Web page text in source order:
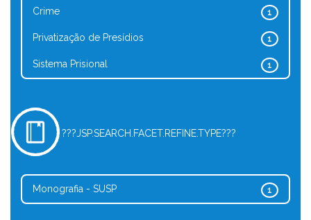
1
Crime
1
Privatização de Presídios
1
Sistema Prisional
???JSP.SEARCH.FACET.REFINE.TYPE???
1
Monografia - SUSP